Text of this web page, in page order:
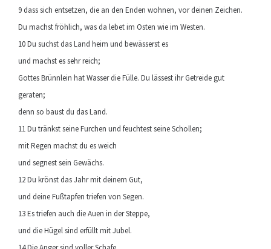
9 dass sich entsetzen, die an den Enden wohnen, vor deinen Zeichen.
Du machst fröhlich, was da lebet im Osten wie im Westen.
10 Du suchst das Land heim und bewässerst es
und machst es sehr reich;
Gottes Brünnlein hat Wasser die Fülle. Du lässest ihr Getreide gut
geraten;
denn so baust du das Land.
11 Du tränkst seine Furchen und feuchtest seine Schollen;
mit Regen machst du es weich
und segnest sein Gewächs.
12 Du krönst das Jahr mit deinem Gut,
und deine Fußtapfen triefen von Segen.
13 Es triefen auch die Auen in der Steppe,
und die Hügel sind erfüllt mit Jubel.